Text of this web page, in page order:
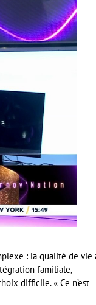
: la qualité de vie
familiale,
difficile. « Ce n’est